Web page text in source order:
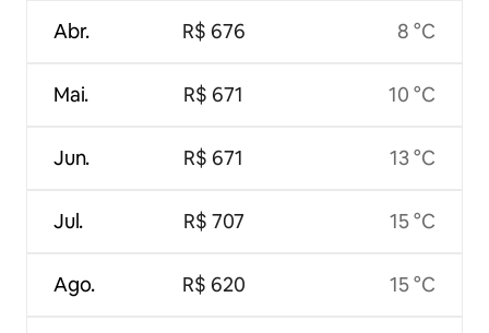
Abr.
Mai.
Jun.
Jul.
Ago.
R$ 676
R$ 671
R$ 671
R$ 707
R$ 620
8 °C
10 °C
13 °C
15 °C
15 °C